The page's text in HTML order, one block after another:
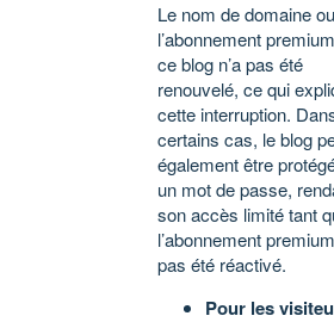
Le nom de domaine ou
l’abonnement
ce blog n’a pas été
renouvelé, ce qui
cette interruption.
certains cas, le blog
également être
un mot de passe,
son accès limité tant
l’abonnement
pas été réactivé.
Pour les